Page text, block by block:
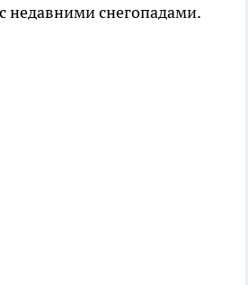
недавними снегопадами.